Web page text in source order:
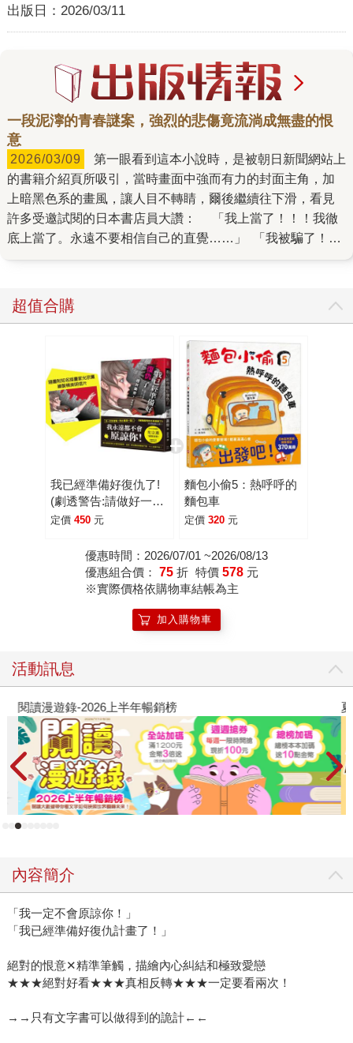
出版日： 2026/03/11
一段泥濘的青春謎案，強烈的悲傷竟流淌成無盡的恨
意
2026/03/09
的書籍介紹頁所吸引，當時畫面中強而有力的封面主角，加
上暗黑色系的畫風，讓人目不轉睛，爾後繼續往下滑，看見
許多受邀試閱的日本書店員大讚： 「我上當了！！！我徹
底上當了。永遠不要相信自己的直覺……」 「我被騙了！我
「剛接到這件委託案時，我的壓力非常大，深怕自己畫不
好，也怕破梗，反覆思考、繪製和修改後總算完成這張圖。
書籍論壇的讀者討論，眾多讀者也表示被作者詭計所蒙騙，
更提及：「這是一本只有文字書才能做出的計謀。」 如此
更讓人好奇，這本書究竟是用什麼手法騙人？以及騙人的梗
是什麼？實際拿到書稿試閱後，發現果然如日本書店員和讀
者所說，當中的詭計只有文字書才能做得到！而且在倒數幾
知道那些看似不經意地敘述，原來都是為後來的情節埋下伏
們編織夢想的祕密基地，看似平淡的日子卻因為一場突如其
來的高中生墜樓案，人生開始失控，從此天翻地覆。 為了
追查墜樓真相，讀者跟著情節鋪陳一步步走向復仇計畫裡，
也跟著主角認識那人周圍的人事物、體會意想不到的人生，
步步推敲這場計畫將如何進行，而這場完美復仇也在報復的
討「愛」，真正的愛是什麼？是主動選擇、激情、責任或是
流傳下去？ 本書作者櫻井美奈是日本知名輕小說作家，擅
長描寫青春、愛戀題材，代表作包括《被我殺死的丈夫回來
了》、《高牆內的髮廊》，皆已翻拍成日劇。 作者擅長愛
戀筆風，細膩描繪高中生之間的關係與情感，她帶有獨特的
感性，閱讀時也能享受高中生才有的青春氣息，當我們越靠
近主角、越了解主角，在最後一刻揭曉真相時，才知道自己
超值合購
我已經準備好復仇了!
(劇透警告:請做好一定
會被騙的準備!)★附著
面明信片一張
定價 450 元
麵包小偷5：熱呼呼的
麵包車
定價 320 元
優惠時間：2026/07/01 ~2026/08/13
優惠組合價： 75 折 特價 578 元
※實際價格依購物車結帳為主
加入購物車
活動訊息
閱讀漫遊錄-2026上半年暢銷榜
內容簡介
「我一定不會原諒你！」
「我已經準備好復仇計畫了！」
絕對的恨意✕精準筆觸，描繪內心糾結和極致愛戀
★★★絕對好看★★★真相反轉★★★一定要看兩次！
→→只有文字書可以做得到的詭計←←